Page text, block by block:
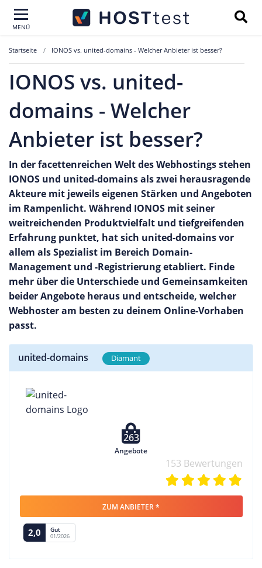
MENÜ
Startseite IONOS vs. united-domains - Welcher Anbieter ist besser?
IONOS vs. united-
domains - Welcher
Anbieter ist besser?
In der facettenreichen Welt des Webhostings stehen
IONOS und united-domains als zwei herausragende
Akteure mit jeweils eigenen Stärken und Angeboten
im Rampenlicht. Während IONOS mit seiner
weitreichenden Produktvielfalt und tiefgreifenden
Erfahrung punktet, hat sich united-domains vor
allem als Spezialist im Bereich Domain-
Management und -Registrierung etabliert. Finde
mehr über die Unterschiede und Gemeinsamkeiten
beider Angebote heraus und entscheide, welcher
Webhoster am besten zu deinem Online-Vorhaben
passt.
united-domains Diamant
263
Angebote
153 Bewertungen
ZUM ANBIETER *
2,0 Gut
01/2026